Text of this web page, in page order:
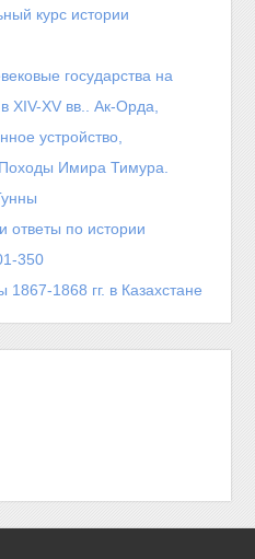
курс истории
государства на
XIV-XV вв.. Ак-Орда,
устройство,
Имира Тимура.
ответы по истории
350
1868 гг. в Казахстане